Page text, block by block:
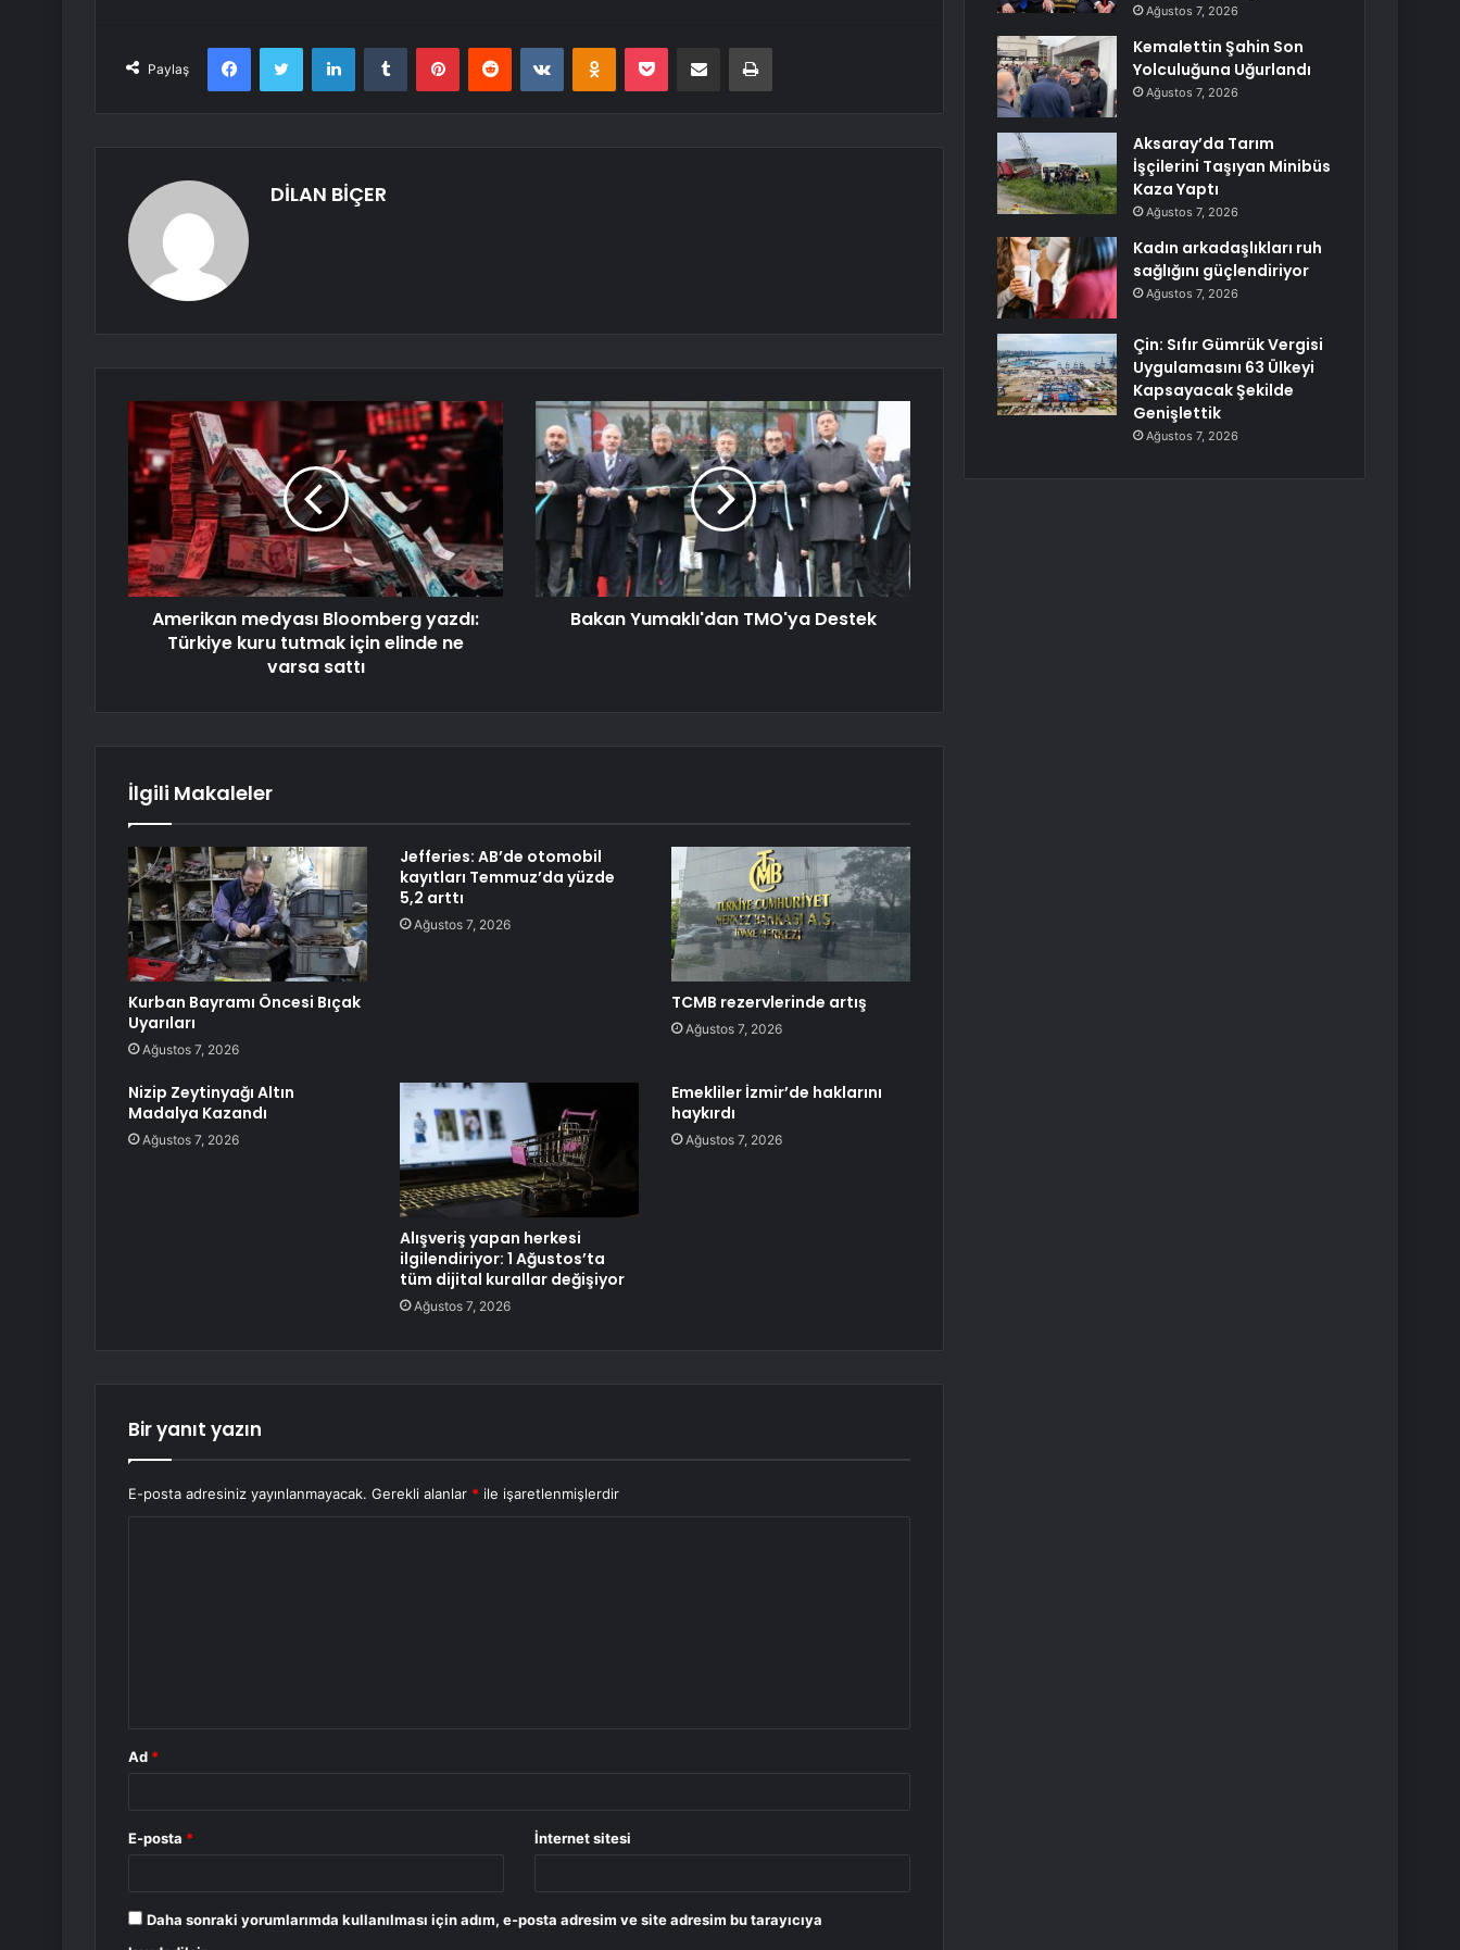
Paylaş
FacebookTwitter LinkedInTumblr PinterestReddit VKontakteOdnoklassniki
Pocket E-Posta ile paylaş Yazdır
DİLAN BİÇER
Amerikan medyası Bloomberg yazdı:
Türkiye kuru tutmak için elinde ne
varsa sattı
Bakan Yumaklı'dan TMO'ya Destek
İlgili Makaleler
Kurban Bayramı Öncesi Bıçak
Uyarıları
Ağustos 7, 2026
Jefferies: AB’de otomobil
kayıtları Temmuz’da yüzde
5,2 arttı
Ağustos 7, 2026
TCMB rezervlerinde artış
Ağustos 7, 2026
Nizip Zeytinyağı Altın
Madalya Kazandı
Ağustos 7, 2026
Alışveriş yapan herkesi
ilgilendiriyor: 1 Ağustos’ta
tüm dijital kurallar değişiyor
Ağustos 7, 2026
Emekliler İzmir’de haklarını
haykırdı
Ağustos 7, 2026
Bir yanıt yazın
E-posta adresiniz yayınlanmayacak. Gerekli alanlar * ile işaretlenmişlerdir
Ad *
E-posta * İnternet sitesi
Daha sonraki yorumlarımda kullanılması için adım, e-posta adresim ve site adresim bu tarayıcıya
Ağustos 7, 2026
Kemalettin Şahin Son
Yolculuğuna Uğurlandı
Ağustos 7, 2026
Aksaray’da Tarım
İşçilerini Taşıyan Minibüs
Kaza Yaptı
Ağustos 7, 2026
Kadın arkadaşlıkları ruh
sağlığını güçlendiriyor
Ağustos 7, 2026
Çin: Sıfır Gümrük Vergisi
Uygulamasını 63 Ülkeyi
Kapsayacak Şekilde
Genişlettik
Ağustos 7, 2026